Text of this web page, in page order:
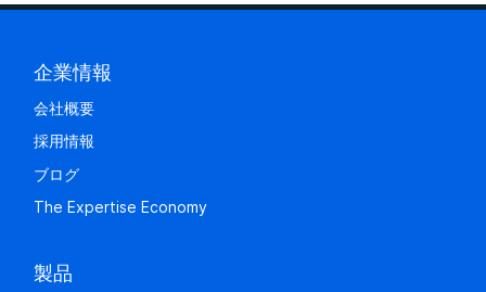
企業情報
会社概要
採用情報
ブログ
The Expertise Economy
製品